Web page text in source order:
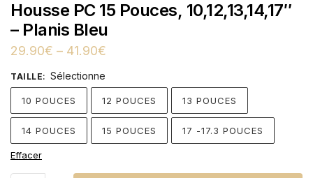
Housse PC 15 Pouces, 10,12,13,14,17″
– Planis Bleu
29.90€ – 41.90€
TAILLE: Sélectionne
10 POUCES 12 POUCES 13 POUCES
14 POUCES 15 POUCES 17 -17.3 POUCES
Effacer